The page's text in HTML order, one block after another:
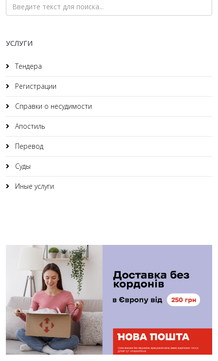
УСЛУГИ
Тендера
Регистрации
Справки о несудимости
Апостиль
Перевод
Суды
Иные услуги